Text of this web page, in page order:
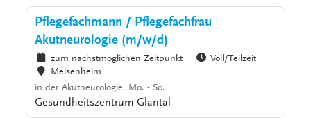
Pflegefachmann / Pflegefachfrau
Akutneurologie (m/w/d)
zum nächstmöglichen Zeitpunkt
Voll/Teilzeit
Meisenheim
in der Akutneurologie. Mo. - So.
Gesundheitszentrum Glantal